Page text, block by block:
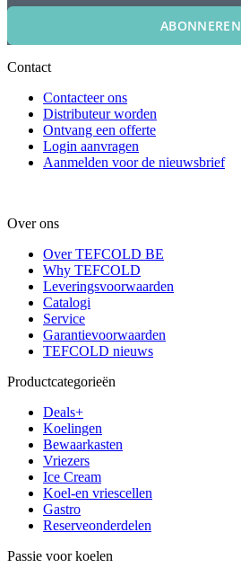
ABONNEREN
Contact
Contacteer ons
Distributeur worden
Ontvang een offerte
Login aanvragen
Aanmelden voor de nieuwsbrief
Over ons
Over TEFCOLD BE
Why TEFCOLD
Leveringsvoorwaarden
Catalogi
Service
Garantievoorwaarden
TEFCOLD nieuws
Productcategorieën
Deals+
Koelingen
Bewaarkasten
Vriezers
Ice Cream
Koel-en vriescellen
Gastro
Reserveonderdelen
Passie voor koelen